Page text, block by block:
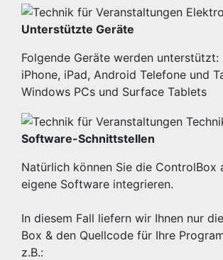
Unterstützte Geräte
Folgende Geräte werden unterstützt:
iPhone, iPad, Android Telefone und
Windows PCs und Surface Tablets
Software-Schnittstellen
Natürlich können Sie die ControlBox
eigene Software integrieren.
In diesem Fall liefern wir Ihnen nur
Box & den Quellcode für Ihre
z.B.: